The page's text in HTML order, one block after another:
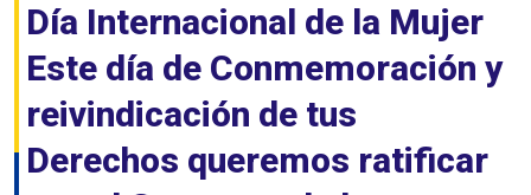
Día Internacional de la Mujer
Este día de Conmemoración y
reivindicación de tus
Derechos queremos ratificar